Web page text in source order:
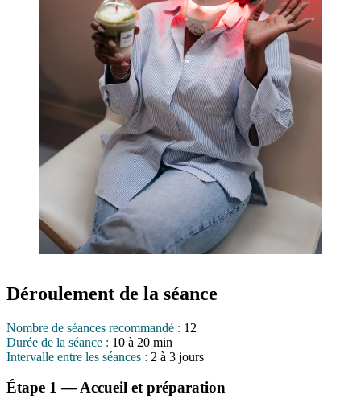
Déroulement de la séance
Nombre de séances recommandé : 12
Durée de la séance : 10 à 20 min
Intervalle entre les séances : 2 à 3 jours
Étape 1 — Accueil et préparation